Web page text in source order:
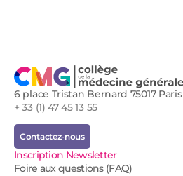
6 place Tristan Bernard 75017 Paris
+ 33 (1) 47 45 13 55
Contactez-nous
Inscription Newsletter
Foire aux questions (FAQ)